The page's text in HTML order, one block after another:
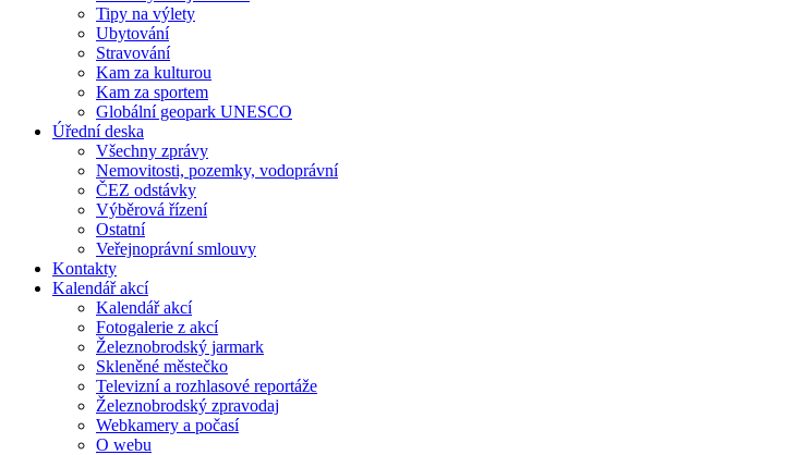
Tipy na výlety
Ubytování
Stravování
Kam za kulturou
Kam za sportem
Globální geopark UNESCO
Úřední deska
Všechny zprávy
Nemovitosti, pozemky, vodoprávní
ČEZ odstávky
Výběrová řízení
Ostatní
Veřejnoprávní smlouvy
Kontakty
Kalendář akcí
Kalendář akcí
Fotogalerie z akcí
Železnobrodský jarmark
Skleněné městečko
Televizní a rozhlasové reportáže
Železnobrodský zpravodaj
Webkamery a počasí
O webu